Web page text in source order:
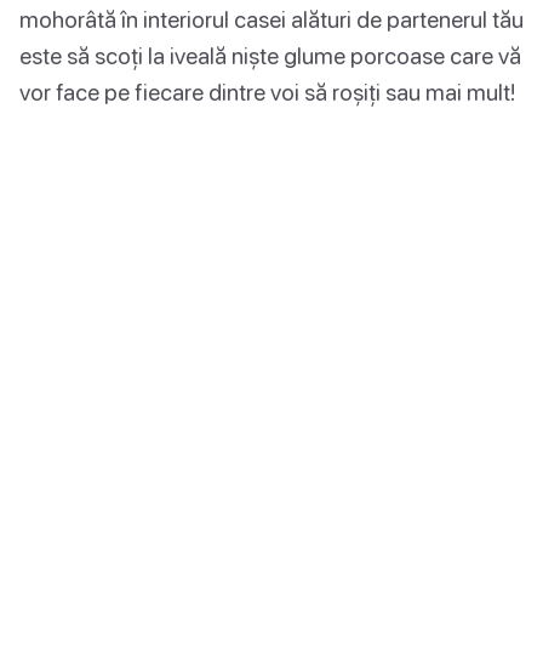
mohorâtă în interiorul casei alături de partenerul tău
este să scoți la iveală niște glume porcoase care vă
vor face pe fiecare dintre voi să roșiți sau mai mult!